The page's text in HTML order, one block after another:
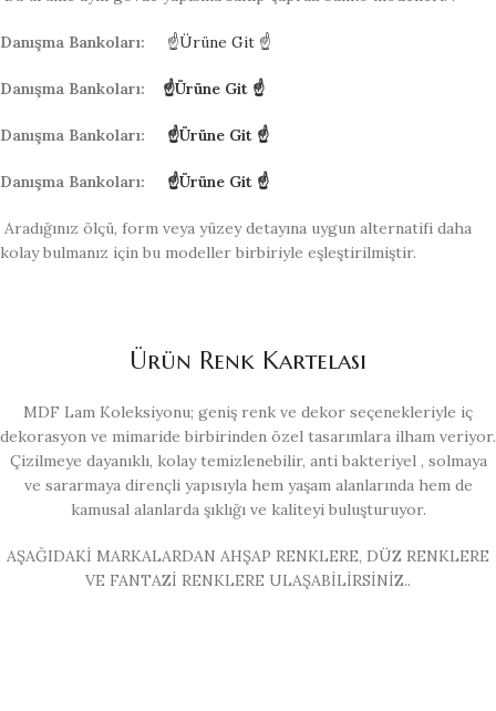
Danışma Bankoları: ☝Ürüne Git ☝
Danışma Bankoları: ☝Ürüne Git ☝
Danışma Bankoları: ☝Ürüne Git ☝
Danışma Bankoları: ☝Ürüne Git ☝
Aradığınız ölçü, form veya yüzey detayına uygun alternatifi daha
kolay bulmanız için bu modeller birbiriyle eşleştirilmiştir.
Ürün Renk Kartelası
MDF Lam Koleksiyonu; geniş renk ve dekor seçenekleriyle iç
dekorasyon ve mimaride birbirinden özel tasarımlara ilham veriyor.
Çizilmeye dayanıklı, kolay temizlenebilir, anti bakteriyel , solmaya
ve sararmaya dirençli yapısıyla hem yaşam alanlarında hem de
kamusal alanlarda şıklığı ve kaliteyi buluşturuyor.
AŞAĞIDAKİ MARKALARDAN AHŞAP RENKLERE, DÜZ RENKLERE
VE FANTAZİ RENKLERE ULAŞABİLİRSİNİZ..